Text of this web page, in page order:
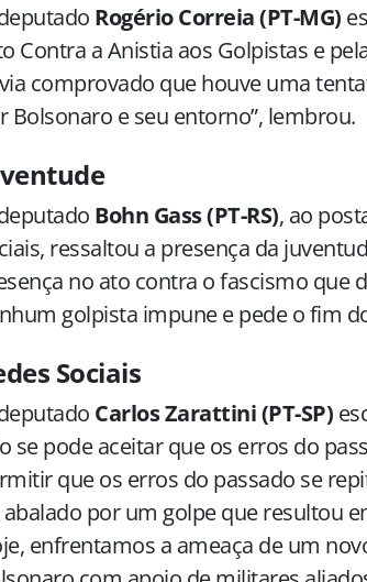
Rogério Correia (PT-MG)
Contra a Anistia aos Golpistas e
comprovado que houve uma
Bolsonaro e seu entorno”, lembrou.
Bohn Gass (PT-RS), ao
ressaltou a presença da
no ato contra o fascismo que
golpista impune e pede o fim
Sociais
Carlos Zarattini (PT-SP)
se pode aceitar que os erros do
que os erros do passado se
por um golpe que resultou
enfrentamos a ameaça de um